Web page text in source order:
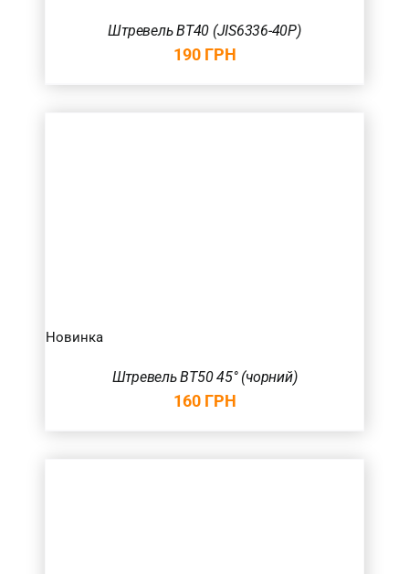
Штревель BT40 (JIS6336-40P)
190 ГРН
Новинка
Штревель BT50 45° (чорний)
160 ГРН